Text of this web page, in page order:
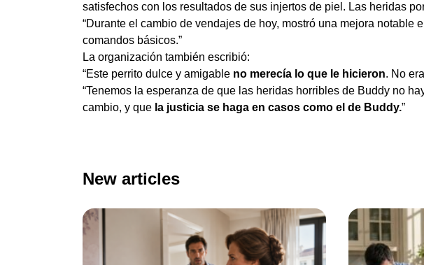
satisfechos con los resultados de sus injertos de piel. Las heridas
“Durante el cambio de vendajes de hoy, mostró una mejora
comandos básicos.”
La organización también escribió:
“Este perrito dulce y amigable no merecía lo que le hicieron. No
“Tenemos la esperanza de que las heridas horribles de Buddy no
cambio, y que la justicia se haga en casos como el de Buddy.”
New articles